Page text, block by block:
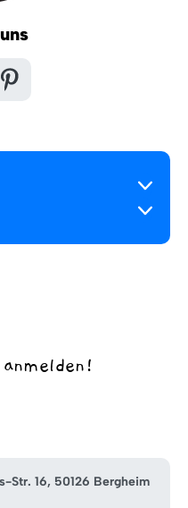
Str. 16, 50126 Bergheim